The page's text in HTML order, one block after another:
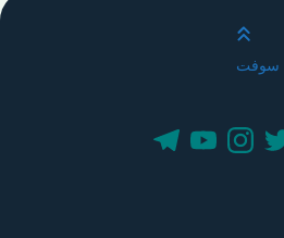
قم بالتمرير لأعلى
سوفت